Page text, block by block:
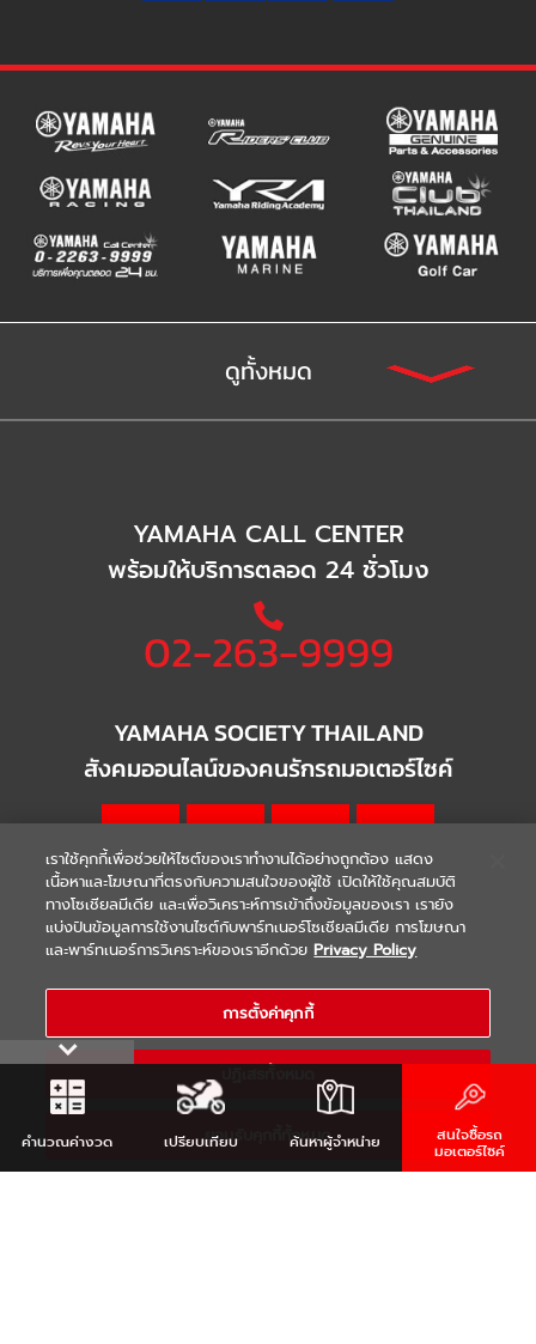
ดูทั้งหมด
YAMAHA CALL CENTER
พร้อมให้บริการตลอด 24 ชั่วโมง
02-263-9999
YAMAHA SOCIETY THAILAND
สังคมออนไลน์ของคนรักรถมอเตอร์ไซค์
WARRANTY | Terms & Conditions
COPYRIGHT 2021 THAI YAMAHA MOTOR CO.,LTD. ALL RIGHTS
RESERVED
คำนวณค่างวด เปรียบเทียบ ค้นหาผู้จำหน่าย สนใจซื้อรถ
มอเตอร์ไซค์
เราใช้คุกกี้เพื่อช่วยให้ไซต์ของเราทำงานได้อย่างถูกต้อง แสดง
เนื้อหาและโฆษณาที่ตรงกับความสนใจของผู้ใช้ เปิดให้ใช้คุณสมบัติ
ทางโซเชียลมีเดีย และเพื่อวิเคราะห์การเข้าถึงข้อมูลของเรา เรายัง
แบ่งปันข้อมูลการใช้งานไซต์กับพาร์ทเนอร์โซเชียลมีเดีย การโฆษณา
และพาร์ทเนอร์การวิเคราะห์ของเราอีกด้วย Privacy Policy
การตั้งค่าคุกกี้
ยอมรับคุกกี้ทั้งหมด